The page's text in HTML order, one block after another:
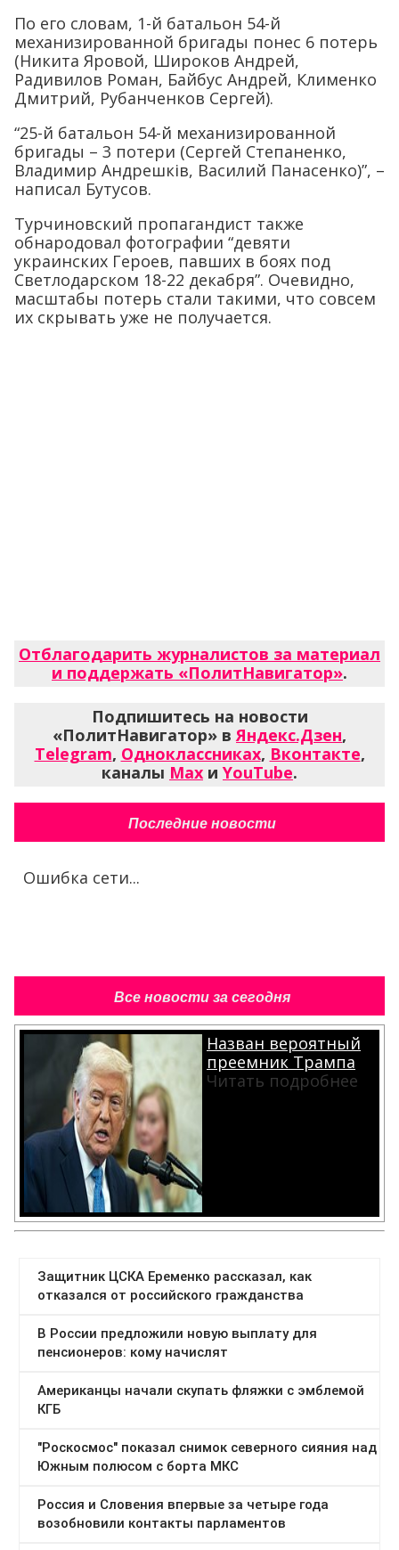
По его словам, 1-й батальон 54-й
механизированной бригады понес 6 потерь
(Никита Яровой, Широков Андрей,
Радивилов Роман, Байбус Андрей, Клименко
Дмитрий, Рубанченков Сергей).
“25-й батальон 54-й механизированной
бригады – 3 потери (Сергей Степаненко,
Владимир Андрешків, Василий Панасенко)”, –
написал Бутусов.
Турчиновский пропагандист также
обнародовал фотографии “девяти
украинских Героев, павших в боях под
Светлодарском 18-22 декабря”. Очевидно,
масштабы потерь стали такими, что совсем
их скрывать уже не получается.
Отблагодарить журналистов за материал
и поддержать «ПолитНавигатор».
Подпишитесь на новости
«ПолитНавигатор» вЯндекс.Дзен,
Telegram, Одноклассниках, Вконтакте,
каналы Max и YouTube.
Последние новости
Ошибка сети...
Все новости за сегодня
Назван вероятный
преемник Трампа
Читать подробнее